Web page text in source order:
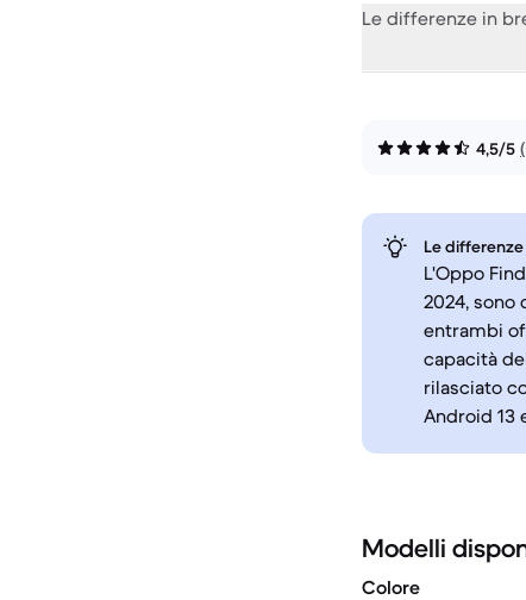
Le differenze in
4,5/5
Le
L'Oppo
2024, sono
entrambi
capacità
rilasciato
Android 13
Modelli
Colore